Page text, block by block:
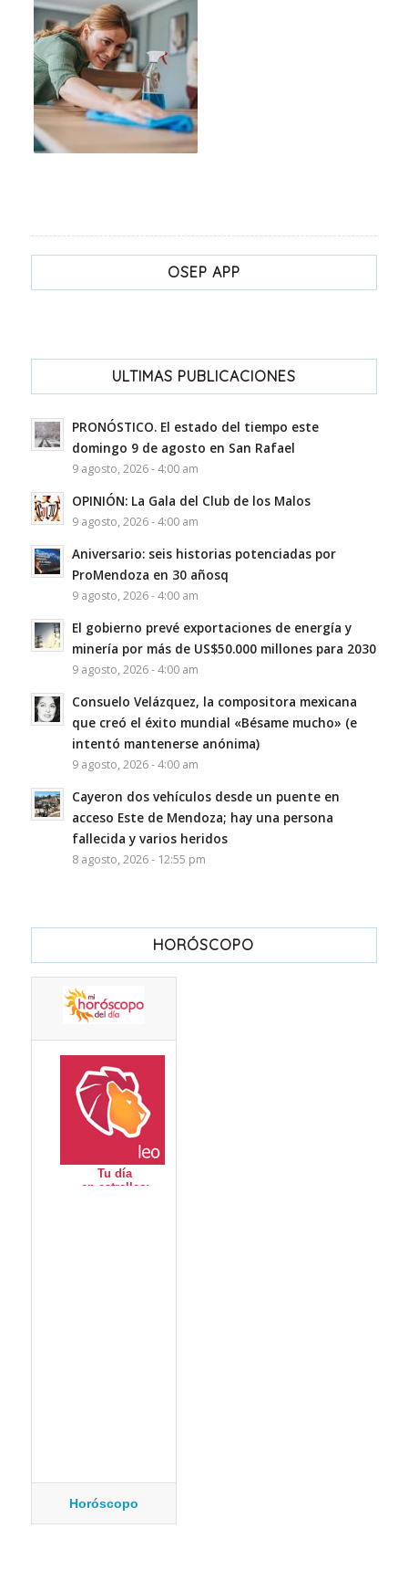
OSEP APP
ULTIMAS PUBLICACIONES
PRONÓSTICO. El estado del tiempo este
domingo 9 de agosto en San Rafael
9 agosto, 2026 - 4:00 am
OPINIÓN: La Gala del Club de los Malos
9 agosto, 2026 - 4:00 am
Aniversario: seis historias potenciadas por
ProMendoza en 30 añosq
9 agosto, 2026 - 4:00 am
El gobierno prevé exportaciones de energía y
minería por más de US$50.000 millones para 2030
9 agosto, 2026 - 4:00 am
Consuelo Velázquez, la compositora mexicana
que creó el éxito mundial «Bésame mucho» (e
intentó mantenerse anónima)
9 agosto, 2026 - 4:00 am
Cayeron dos vehículos desde un puente en
acceso Este de Mendoza; hay una persona
fallecida y varios heridos
8 agosto, 2026 - 12:55 pm
HORÓSCOPO
Horóscopo